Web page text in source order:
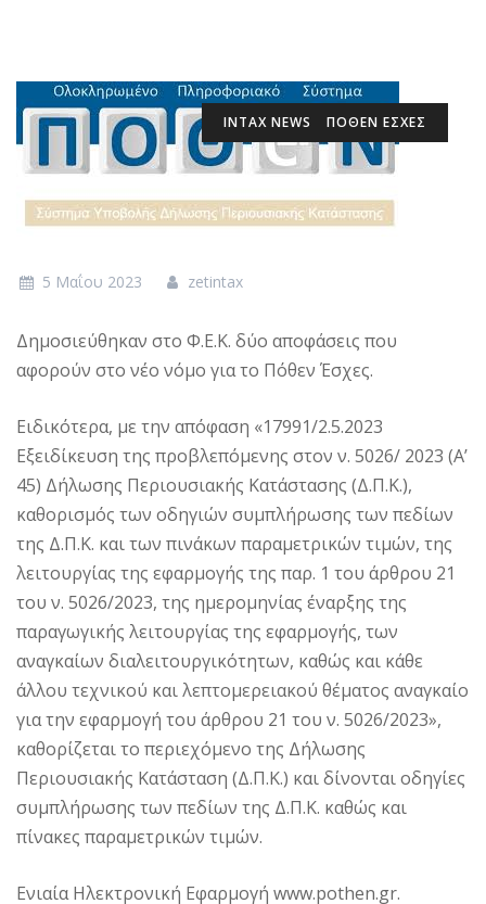
INTAX NEWS ΠΟΘΕΝ ΕΣΧΕΣ
5 Μαΐου 2023 zetintax
Δημοσιεύθηκαν στο Φ.Ε.Κ. δύο αποφάσεις που
αφορούν στο νέο νόμο για το Πόθεν Έσχες.
Ειδικότερα, με την απόφαση «17991/2.5.2023
Εξειδίκευση της προβλεπόμενης στον ν. 5026/ 2023 (Α’
45) Δήλωσης Περιουσιακής Κατάστασης (Δ.Π.Κ.),
καθορισμός των οδηγιών συμπλήρωσης των πεδίων
της Δ.Π.Κ. και των πινάκων παραμετρικών τιμών, της
λειτουργίας της εφαρμογής της παρ. 1 του άρθρου 21
του ν. 5026/2023, της ημερομηνίας έναρξης της
παραγωγικής λειτουργίας της εφαρμογής, των
αναγκαίων διαλειτουργικότητων, καθώς και κάθε
άλλου τεχνικού και λεπτομερειακού θέματος αναγκαίο
για την εφαρμογή του άρθρου 21 του ν. 5026/2023»,
καθορίζεται το περιεχόμενο της Δήλωσης
Περιουσιακής Κατάσταση (Δ.Π.Κ.) και δίνονται οδηγίες
συμπλήρωσης των πεδίων της Δ.Π.Κ. καθώς και
πίνακες παραμετρικών τιμών.
Ενιαία Ηλεκτρονική Εφαρμογή www.pothen.gr.